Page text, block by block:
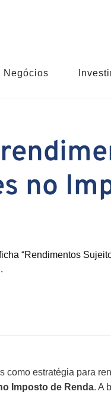
Negócios
no
“Rendimentos
estratégia para
Imposto de Renda. A